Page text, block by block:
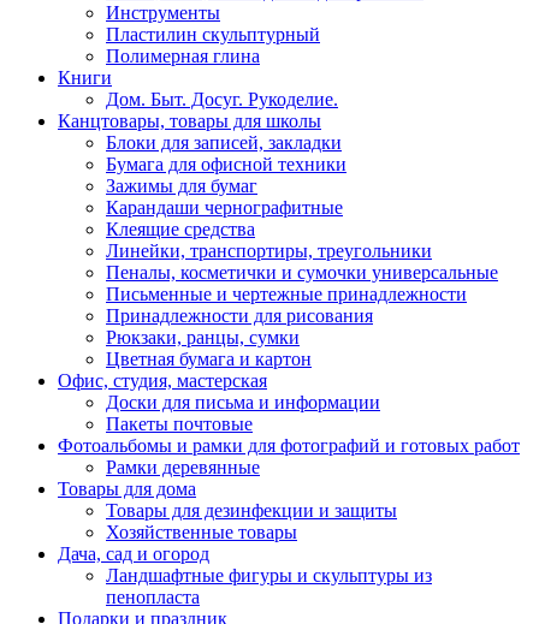
Инструменты
Пластилин скульптурный
Полимерная глина
Книги
Дом. Быт. Досуг. Рукоделие.
Канцтовары, товары для школы
Блоки для записей, закладки
Бумага для офисной техники
Зажимы для бумаг
Карандаши чернографитные
Клеящие средства
Линейки, транспортиры, треугольники
Пеналы, косметички и сумочки универсальные
Письменные и чертежные принадлежности
Принадлежности для рисования
Рюкзаки, ранцы, сумки
Цветная бумага и картон
Офис, студия, мастерская
Доски для письма и информации
Пакеты почтовые
Фотоальбомы и рамки для фотографий и готовых работ
Рамки деревянные
Товары для дома
Товары для дезинфекции и защиты
Хозяйственные товары
Дача, сад и огород
Ландшафтные фигуры и скульптуры из
пенопласта
Подарки и праздник